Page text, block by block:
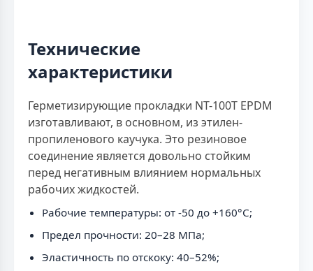
Технические
характеристики
Герметизирующие прокладки NT-100T EPDM
изготавливают, в основном, из этилен-
пропиленового каучука. Это резиновое
соединение является довольно стойким
перед негативным влиянием нормальных
рабочих жидкостей.
Рабочие температуры: от -50 до +160°C;
Предел прочности: 20–28 МПа;
Эластичность по отскоку: 40–52%;